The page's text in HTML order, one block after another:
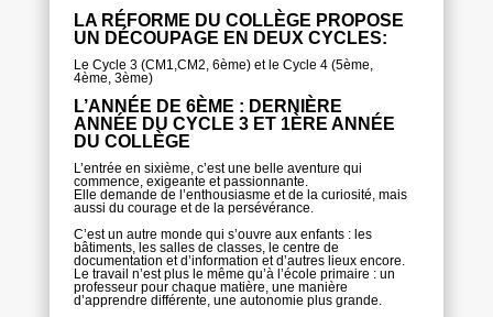
LA RÉFORME DU COLLÈGE PROPOSE
UN DÉCOUPAGE EN DEUX CYCLES:
Le Cycle 3 (CM1,CM2, 6ème) et le Cycle 4 (5ème,
4ème, 3ème)
L’ANNÉE DE 6ÈME : DERNIÈRE
ANNÉE DU CYCLE 3 ET 1ÈRE ANNÉE
DU COLLÈGE
L’entrée en sixième, c’est une belle aventure qui
commence, exigeante et passionnante.
Elle demande de l’enthousiasme et de la curiosité, mais
aussi du courage et de la persévérance.
C’est un autre monde qui s’ouvre aux enfants : les
bâtiments, les salles de classes, le centre de
documentation et d’information et d’autres lieux encore.
Le travail n’est plus le même qu’à l’école primaire : un
professeur pour chaque matière, une manière
d’apprendre différente, une autonomie plus grande.